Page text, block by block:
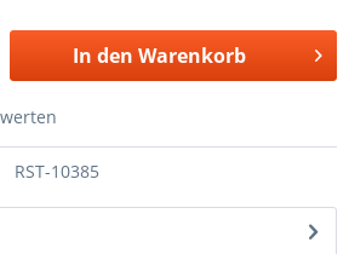
In den Warenkorb
RST-10385